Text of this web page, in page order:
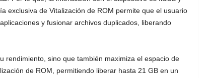
exclusiva de Vitalización de ROM permite que el usuario
y fusionar archivos duplicados, liberando
rendimiento, sino que también maximiza el espacio de
de ROM, permitiendo liberar hasta 21 GB en un